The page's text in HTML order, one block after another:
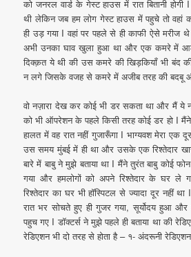
को जनरल वार्ड के गेस्ट हाउस में रात बितानी
थी लेकिन जब हम लोग गेस्ट हाउस में पहुचे तो वहां
ही उड़ गया I वहां पर पहले से ही काफी ऐसे मरीज
अभी उनका घाव खुला हुआ था और एक कमरे में
दिक्क़त ये थी की उस कमरे की खिड़कियाँ भी बंद
न लगे जिसके वजह से कमरे में अजीब तरह की बदबू
वो नज़ारा देख कर कोई भी डर सकता था और मैं ये
को भी ऑपरेशन के पहले किसी तरह कोई डर हो I मैंने
हालत में वह रात नहीं गुजारूँगा I भाग्यवश मेरा एक
उस समय मुंबई में ही था और उसके एक रिश्तेदार
बारे में बाबु ने मुझे बताया था I मैंने तुरंत बाबु कोई
गया और हमलोगों को अपने रिश्तेदार के घर ले
रिश्तेदार का घर भी हॉस्पिटल से ज्यादा दूर नहीं
रात भर सोचते हुए ही गुजर गया, सूर्योदय हुआ और
पहुच गए I डॉक्टर्स ने मुझे पहले ही बताया था की
रेडिएशन भी दो तरह से होता है – १- अंदरूनी